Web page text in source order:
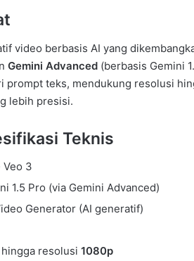
video berbasis AI yang
Gemini Advanced (berbasis Gemini
prompt teks, mendukung resolusi
lebih presisi.
Teknis
Veo 3
1.5 Pro (via Gemini Advanced)
Generator (AI generatif)
resolusi 1080p